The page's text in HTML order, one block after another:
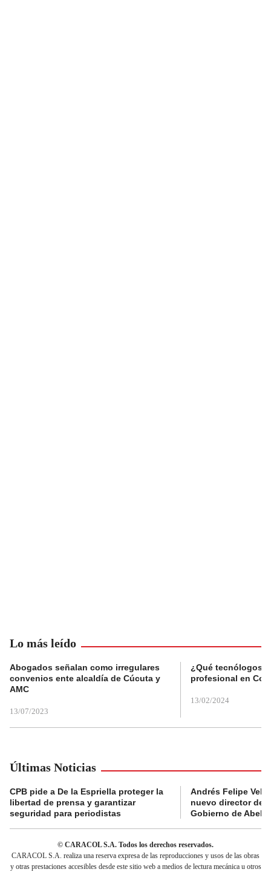
Lo más leído
Abogados señalan como irregulares
convenios ente alcaldía de Cúcuta y
AMC
13/07/2023
¿Qué tecnólogos
profesional en
13/02/2024
Últimas Noticias
CPB pide a De la Espriella proteger la
libertad de prensa y garantizar
seguridad para periodistas
Andrés Felipe
nuevo director de
Gobierno de
© CARACOL S.A. Todos los derechos reservados.
CARACOL S.A. realiza una reserva expresa de las reproducciones y usos de las obras
y otras prestaciones accesibles desde este sitio web a medios de lectura mecánica u otros